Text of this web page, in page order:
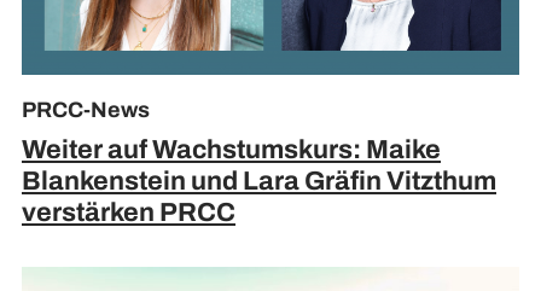
PRCC-News
Weiter auf Wachstumskurs: Maike
Blankenstein und Lara Gräfin Vitzthum
verstärken PRCC